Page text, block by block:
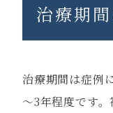
治療期
治療期間は症例
～3年程度です